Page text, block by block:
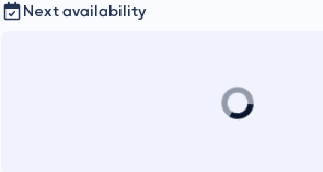
Next availability